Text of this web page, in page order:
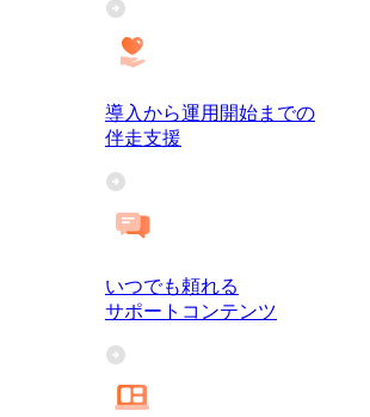
導入から運用開始までの
伴走支援
いつでも頼れる
サポートコンテンツ